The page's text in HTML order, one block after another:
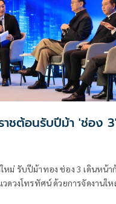
ะดูกและข้อให้กับโรงพยาบาล
ระเทศ
าชต้อนรับปีม้า 'ช่อง
หม่ รับปีม้าทอง ช่อง 3 เดินหน้า
วดวงโทรทัศน์ ด้วยการจัดงาน